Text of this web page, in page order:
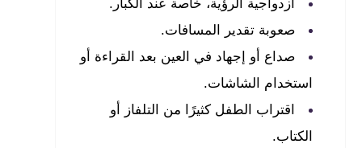
ازدواجية الرؤية، خاصة عند الكبار.
صعوبة تقدير المسافات.
صداع أو إجهاد في العين بعد القراءة أو
استخدام الشاشات.
اقتراب الطفل كثيرًا من التلفاز أو
الكتاب.